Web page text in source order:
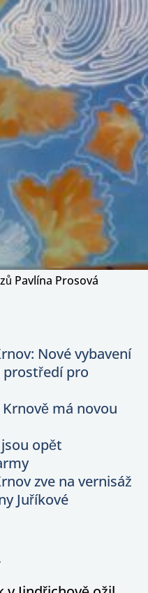
Pavlína Prosová
Nové vybavení
prostředí pro
má novou
opět
zve na vernisáž
Juříkové